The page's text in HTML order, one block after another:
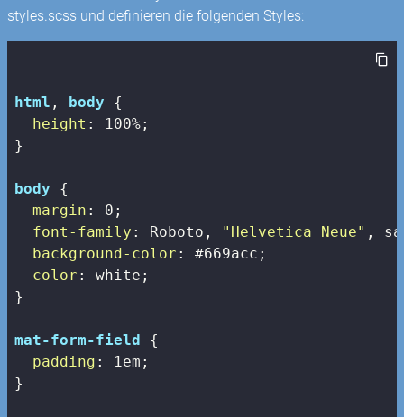
styles.scss und definieren die folgenden Styles:
html , body {
height : 100%;
}
body {
margin : 0 ;
font-family : Roboto, "Helvetica Neue" ,
background-color : #669acc ;
color : white;
}
mat-form-field {
padding : 1em ;
}